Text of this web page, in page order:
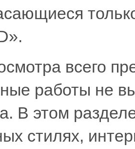
всего
работы не
В этом
стилях,